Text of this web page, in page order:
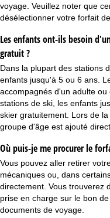
voyage. Veuillez noter que
désélectionner votre forfait de
Les enfants ont-ils besoin
gratuit ?
Dans la plupart des stations
enfants jusqu'à 5 ou 6 ans.
accompagnés d'un adulte
stations de ski, les enfants
skier gratuitement. Lors de
groupe d'âge est ajouté
Où puis-je me procurer le
Vous pouvez aller retirer
mécaniques ou, dans
directement. Vous trouverez
prise en charge sur le bon
documents de voyage.